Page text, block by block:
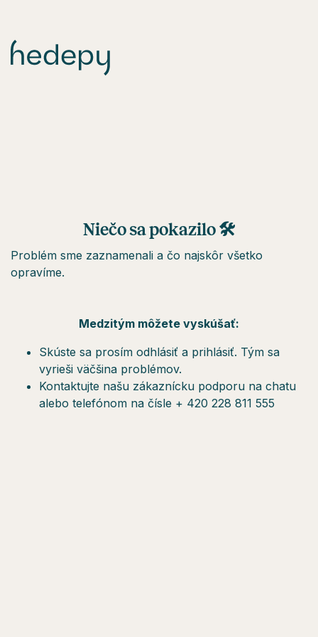
Niečo sa pokazilo 🛠
Problém sme zaznamenali a čo najskôr všetko
opravíme.
Medzitým môžete vyskúšať:
Skúste sa prosím odhlásiť a prihlásiť. Tým sa
vyrieši väčšina problémov.
Kontaktujte našu zákaznícku podporu na chatu
alebo telefónom na čísle + 420 228 811 555